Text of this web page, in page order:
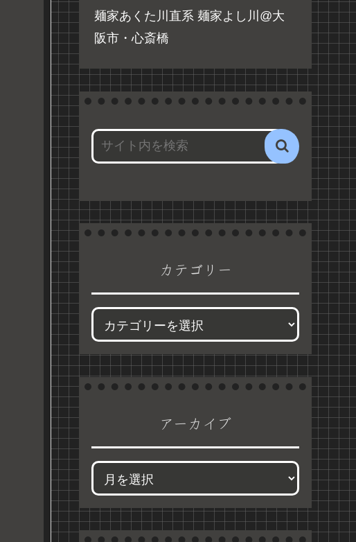
麺家あくた川直系 麺家よし川@大
阪市・心斎橋
カテゴリー
アーカイブ